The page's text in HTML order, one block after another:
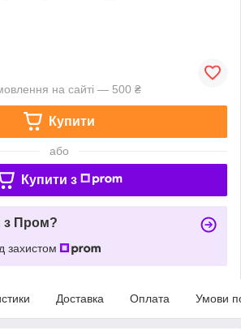
на сайті — 500 ₴
Купити
або
Купити з
з Пром?
захистом
Доставка Оплата Умови